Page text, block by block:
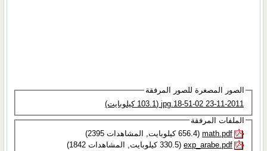
الصور المصغرة للصور المرفقة
23-11-2011 18-51-02.jpg‏ (103.1 كيلوبايت)
الملفات المرفقة
math.pdf‏(656.4 كيلوبايت, المشاهدات 2395)
exp_arabe.pdf‏(330.5 كيلوبايت, المشاهدات 1842)